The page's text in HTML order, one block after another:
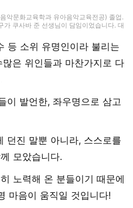
악문화교육학과 유아음악교육전공) 졸업.
가 쿠사바 준 선생님이 담임이었습니다. 대
음악 교사로 부임. 음악 교육뿐만 아니라
에이션 등을 전하는 활동도 하며 많은 아
쇼가쿠칸에서 프리랜서 라이터, 기획, 편
의 만남을 거치며 전달하는 것의 즐거움을
과 편집자로서의 경험을 살려, 인풋과 아
이들과 관련된 분야를 중심으로 실천에 도
책, 공작, 크래프트. 특기는 팽이 기술.
등 소위 유명인이라 불리는
은 위인들과 마찬가지로 다
이 발언한, 좌우명으로 삼고
던진 말뿐 아니라, 스스로를
모았습니다.
노력해 온 분들이기 때문에
마음이 움직일 것입니다!